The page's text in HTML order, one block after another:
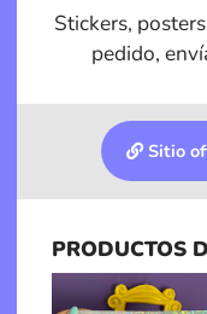
Stickers,
pedido,
Sitio
PRODUCTOS